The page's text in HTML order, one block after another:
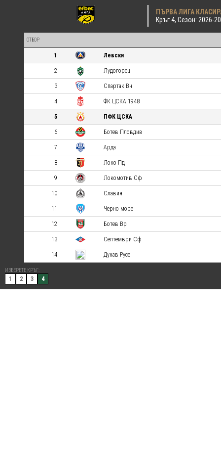
ПЪРВА ЛИГА
Кръг 4, Сезон: 2026-
ОТБОР
1 Левски
2 Лудогорец
3 Спартак Вн
4 ФК ЦСКА 1948
5 ПФК ЦСКА
6 Ботев Пловдив
7 Арда
8 Локо Пд
9 Локомотив Сф
10 Славия
11 Черно море
12 Ботев Вр
13 Септември Сф
14 Дунав Русе
ИЗБЕРЕТЕ КРЪГ:
1 2 3 4